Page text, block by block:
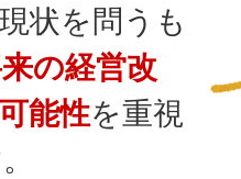
状を問うも
の経営改
能性を重視